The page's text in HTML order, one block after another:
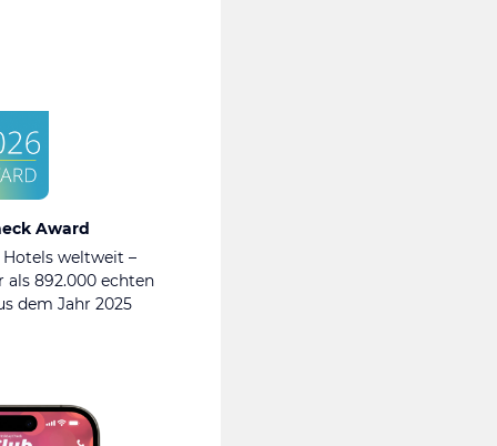
Award
weltweit –
als 892.000 echten
dem Jahr 2025